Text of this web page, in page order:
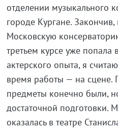
отделении музыкального
городе Кургане. Закончив,
Московскую
третьем курсе уже попала
актерского опыта, я
время работы — на сцене.
предметы конечно были,
достаточной подготовки.
оказалась в театре